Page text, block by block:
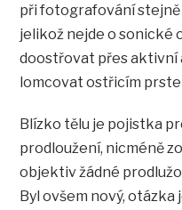
při fotografování
jelikož nejde o sonické
doostřovat přes aktivní
lomcovat ostřicím
Blízko tělu je pojistka
prodloužení, nicméně
objektiv žádné
Byl ovšem nový, otázka